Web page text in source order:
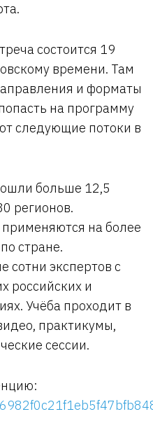
состоится 19
времени. Там
и форматы
на программу
следующие потоки в
больше 12,5
регионов.
на более
стране.
сотни экспертов с
российских и
Учёба проходит в
практикумы,
сессии.